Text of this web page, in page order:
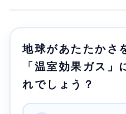
地球があたたかさ
「温室効果ガス
れでしょう？